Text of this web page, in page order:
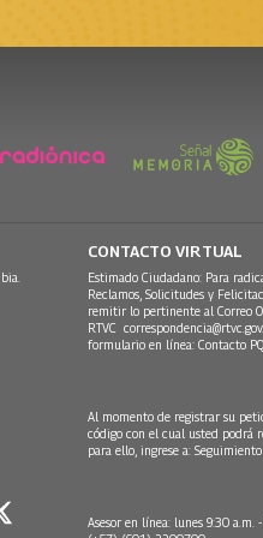
CONTACTO VIRTUAL
Estimado Ciudadano: Para
Reclamos, Solicitudes y
remitir lo pertinente al Correo
RTVC
formulario en línea: Contacto
Al momento de registrar su
código con el cual usted podrá
para ello, ingrese a: Seguimiento
Asesor en línea: lunes 9:30 a.m.